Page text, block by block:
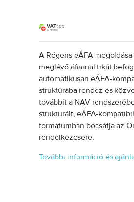
A Régens eÁFA
meglévő áfaanalitikát
automatikusan eÁFA-
struktúrába rendez és
továbbít a NAV
strukturált, eÁFA-
formátumban bocsátja az
rendelkezésére.
További információ és